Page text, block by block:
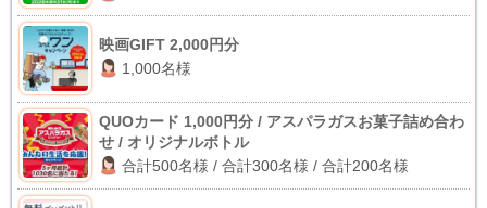
映画GIFT 2,000円分
1,000名様
QUOカード 1,000円分 / アスパラガスお菓子詰め合わ
せ / オリジナルボトル
合計500名様 / 合計300名様 / 合計200名様